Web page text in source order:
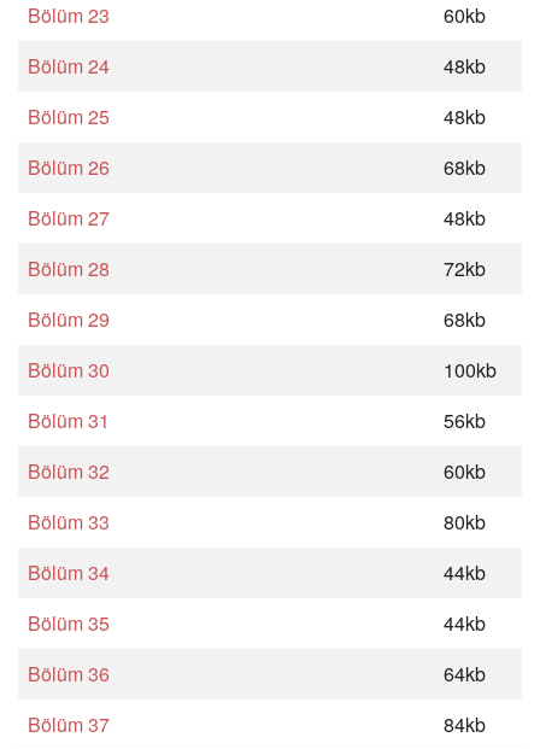
Bölüm 23
60kb
Bölüm 24
48kb
Bölüm 25
48kb
Bölüm 26
68kb
Bölüm 27
48kb
Bölüm 28
72kb
Bölüm 29
68kb
Bölüm 30
100kb
Bölüm 31
56kb
Bölüm 32
60kb
Bölüm 33
80kb
Bölüm 34
44kb
Bölüm 35
44kb
Bölüm 36
64kb
Bölüm 37
84kb